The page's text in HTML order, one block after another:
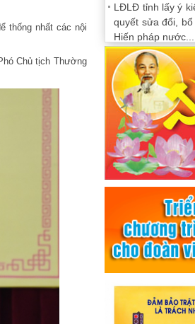
thống nhất các nội
Chủ tịch Thường
LĐLĐ tỉnh lấy ý
quyết sửa đổi,
Hiến pháp nước...